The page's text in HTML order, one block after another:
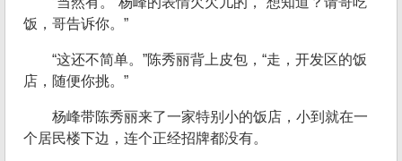
饭，哥告诉你。”
“这还不简单。”陈秀丽背上皮包，“走，开发区的饭
店，随便你挑。”
杨峰带陈秀丽来了一家特别小的饭店，小到就在一
个居民楼下边，连个正经招牌都没有。